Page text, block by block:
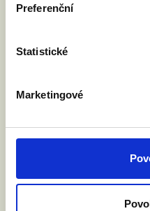
Preferenční
Statistické
Marketingové